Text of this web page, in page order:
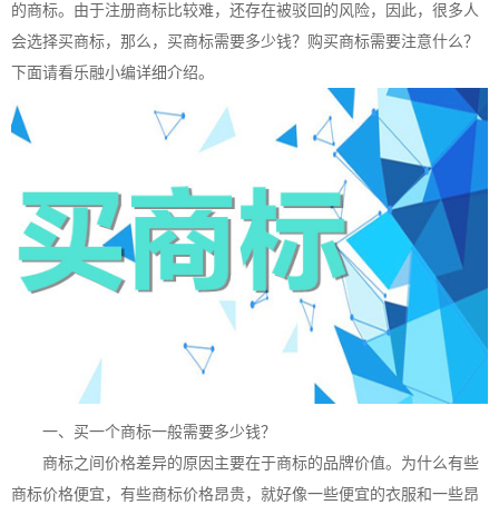
的商标。由于注册商标比较难，还存在被驳回的风险，因此，很多人
会选择买商标，那么，买商标需要多少钱？购买商标需要注意什么？
下面请看乐融小编详细介绍。
一、买一个商标一般需要多少钱？
商标之间价格差异的原因主要在于商标的品牌价值。为什么有些
商标价格便宜，有些商标价格昂贵，就好像一些便宜的衣服和一些昂